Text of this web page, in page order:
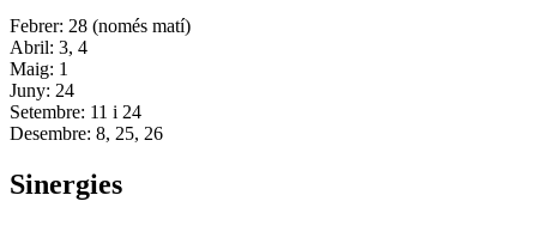
Febrer: 28 (només matí)
Abril: 3, 4
Maig: 1
Juny: 24
Setembre: 11 i 24
Desembre: 8, 25, 26
Sinergies